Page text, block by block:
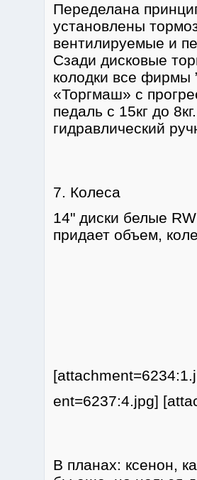
Переделана
установлены
вентилируемые и
Сзади дисковые
колодки все фирмы
«Торгмаш» с
педаль с 15кг до
гидравлический
7. Колеса
14" диски белые
придает объем,
ent=6237:4.jpg]
В планах: ксенон,